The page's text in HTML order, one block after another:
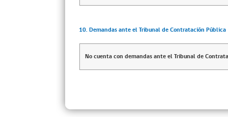
10. Demandas ante el Tribunal de Contratación Pública
No cuenta con demandas ante el Tribunal de